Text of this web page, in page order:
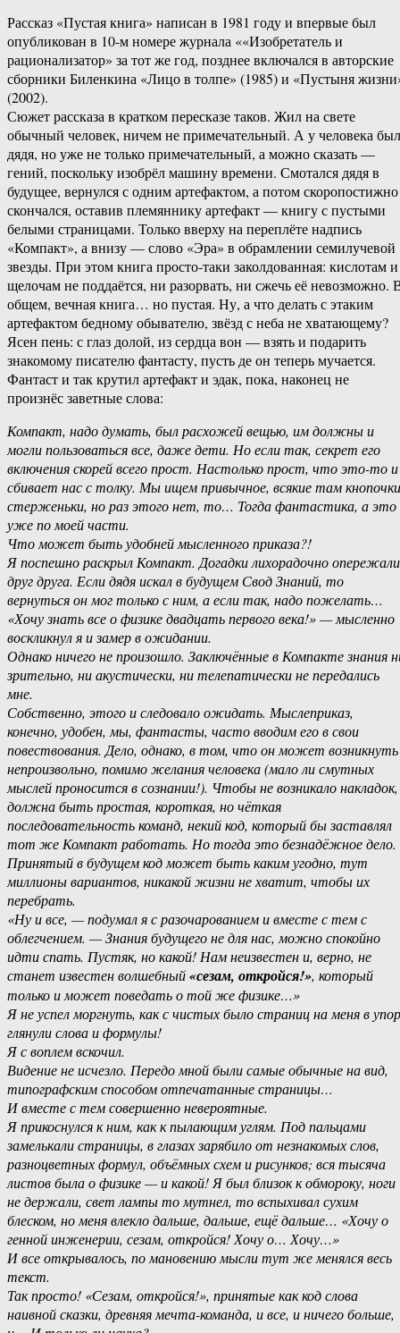
Рассказ «Пустая книга» написан в 1981 году и впервые был
опубликован в 10-м номере журнала ««Изобретатель и
рационализатор» за тот же год, позднее включался в авторские
сборники Биленкина «Лицо в толпе» (1985) и «Пустыня
(2002).
Сюжет рассказа в кратком пересказе таков. Жил на свете
обычный человек, ничем не примечательный. А у человека был
дядя, но уже не только примечательный, а можно сказать —
гений, поскольку изобрёл машину времени. Смотался дядя в
будущее, вернулся с одним артефактом, а потом скоропостижно
скончался, оставив племяннику артефакт — книгу с пустыми
белыми страницами. Только вверху на переплёте надпись
«Компакт», а внизу — слово «Эра» в обрамлении семилучевой
звезды. При этом книга просто-таки заколдованная: кислотам и
щелочам не поддаётся, ни разорвать, ни сжечь её невозможно.
общем, вечная книга… но пустая. Ну, а что делать с этаким
артефактом бедному обывателю, звёзд с неба не хватающему?
Ясен пень: с глаз долой, из сердца вон — взять и подарить
знакомому писателю фантасту, пусть де он теперь мучается.
Фантаст и так крутил артефакт и эдак, пока, наконец не
произнёс заветные слова:
Компакт, надо думать, был расхожей вещью, им должны и
могли пользоваться все, даже дети. Но если так, секрет его
включения скорей всего прост. Настолько прост, что это-то и
сбивает нас с толку. Мы ищем привычное, всякие там
стерженьки, но раз этого нет, то… Тогда фантастика, а это
уже по моей части.
Что может быть удобней мысленного приказа?!
Я поспешно раскрыл Компакт. Догадки лихорадочно опережали
друг друга. Если дядя искал в будущем Свод Знаний, то
вернуться он мог только с ним, а если так, надо пожелать…
«Хочу знать все о физике двадцать первого века!» — мысленно
воскликнул я и замер в ожидании.
Однако ничего не произошло. Заключённые в Компакте знания
зрительно, ни акустически, ни телепатически не передались
мне.
Собственно, этого и следовало ожидать. Мыслеприказ,
конечно, удобен, мы, фантасты, часто вводим его в свои
повествования. Дело, однако, в том, что он может возникнуть
непроизвольно, помимо желания человека (мало ли смутных
мыслей проносится в сознании!). Чтобы не возникало накладок,
должна быть простая, короткая, но чёткая
последовательность команд, некий код, который бы заставлял
тот же Компакт работать. Но тогда это безнадёжное дело.
Принятый в будущем код может быть каким угодно, тут
миллионы вариантов, никакой жизни не хватит, чтобы их
перебрать.
«Ну и все, — подумал я с разочарованием и вместе с тем с
облегчением. — Знания будущего не для нас, можно спокойно
идти спать. Пустяк, но какой! Нам неизвестен и, верно, не
станет известен волшебный«сезам, откройся!», который
только и может поведать о той же физике…»
Я не успел моргнуть, как с чистых было страниц на меня в упор
глянули слова и формулы!
Я с воплем вскочил.
Видение не исчезло. Передо мной были самые обычные на вид,
типографским способом отпечатанные страницы…
И вместе с тем совершенно невероятные.
Я прикоснулся к ним, как к пылающим углям. Под пальцами
замелькали страницы, в глазах зарябило от незнакомых слов,
разноцветных формул, объёмных схем и рисунков; вся тысяча
листов была о физике — и какой! Я был близок к обмороку, ноги
не держали, свет лампы то мутнел, то вспыхивал сухим
блеском, но меня влекло дальше, дальше, ещё дальше… «Хочу о
генной инженерии, сезам, откройся! Хочу о… Хочу…»
И все открывалось, по мановению мысли тут же менялся весь
текст.
Так просто! «Сезам, откройся!», принятые как код слова
наивной сказки, древняя мечта-команда, и все, и ничего больше,